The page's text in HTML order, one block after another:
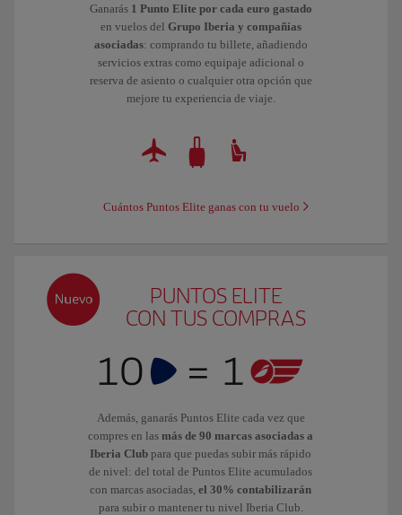
Ganarás 1 Punto Elite por cada euro gastado
en vuelos del Grupo Iberia y compañías
asociadas: comprando tu billete, añadiendo
servicios extras como equipaje adicional o
reserva de asiento o cualquier otra opción que
mejore tu experiencia de viaje.
Cuántos Puntos Elite ganas con tu vuelo
PUNTOS ELITE
CON TUS COMPRAS
Además, ganarás Puntos Elite cada vez que
compres en lasmás de 90 marcas asociadas a
Iberia Club para que puedas subir más rápido
de nivel: del total de Puntos Elite acumulados
con marcas asociadas,el 30% contabilizarán
para subir o mantener tu nivel Iberia Club.